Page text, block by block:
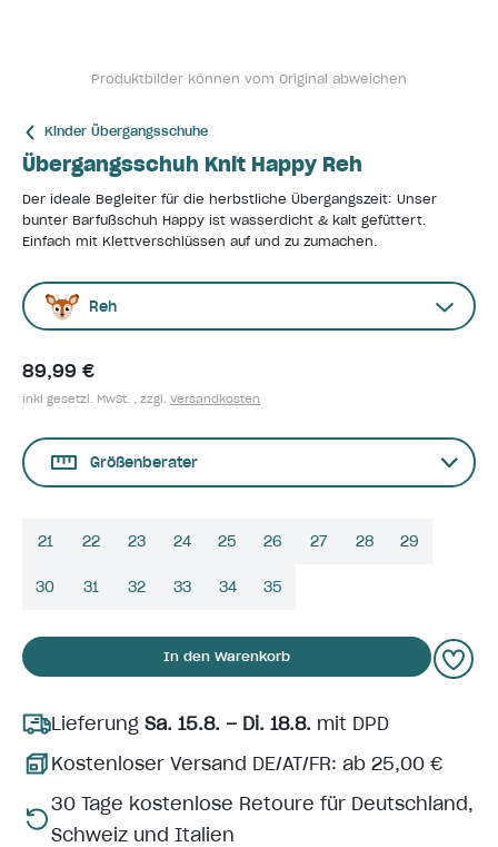
Produktbilder können vom Original abweichen
Kinder Übergangsschuhe
Übergangsschuh Knit Happy Reh
Der ideale Begleiter für die herbstliche Übergangszeit: Unser
bunter Barfußschuh Happy ist wasserdicht & kalt gefüttert.
Einfach mit Klettverschlüssen auf und zu zumachen.
Reh
89,99 €
inkl gesetzl. MwSt. , zzgl. Versandkosten
Größenberater
21 22 23 24 25 26 27 28 29
30 31 32 33 34 35
In den Warenkorb
Lieferung Sa. 15.8. – Di. 18.8. mit DPD
Kostenloser Versand DE/AT/FR: ab 25,00 €
30 Tage kostenlose Retoure für Deutschland,
Schweiz und Italien